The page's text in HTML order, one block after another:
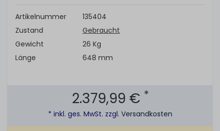
Artikelnummer
135404
Zustand
Gebraucht
Gewicht
26 Kg
Länge
648 mm
2.379,99 € *
* inkl. ges. MwSt. zzgl. Versandkosten